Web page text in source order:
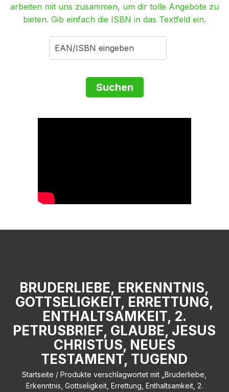
arbeiten mit uns zusammen, um dir tolle Angebote zu
bieten. Gib einfach die ISBN in das Textfeld ein.
BRUDERLIEBE, ERKENNTNIS,
GOTTSELIGKEIT, ERRETTUNG,
ENTHALTSAMKEIT, 2.
PETRUSBRIEF, GLAUBE, JESUS
CHRISTUS, NEUES
TESTAMENT, TUGEND
Startseite / Produkte verschlagwortet mit „Bruderliebe,
Erkenntnis, Gottseligkeit, Errettung, Enthaltsamkeit, 2.